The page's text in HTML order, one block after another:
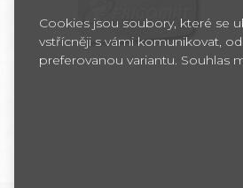
Cookies jsou soubory, které se
vstřícněji s vámi komunikovat,
preferovanou variantu. Souhlas